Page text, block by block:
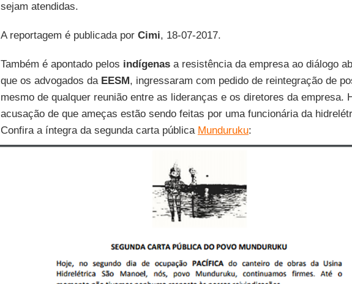
sejam atendidas.
A reportagem é publicada por Cimi, 18-07-2017.
Também é apontado pelos indígenasa resistência da empresa ao diálogo
que os advogados da EESM, ingressaram com pedido de reintegração de
mesmo de qualquer reunião entre as lideranças e os diretores da empresa.
acusação de que ameças estão sendo feitas por uma funcionária da
Confira a íntegra da segunda carta pública Munduruku: